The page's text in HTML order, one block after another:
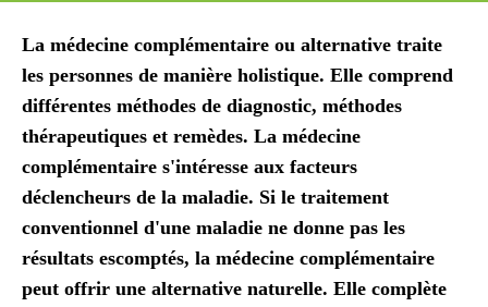
La médecine complémentaire ou alternative traite
les personnes de manière holistique. Elle comprend
différentes méthodes de diagnostic, méthodes
thérapeutiques et remèdes. La médecine
complémentaire s'intéresse aux facteurs
déclencheurs de la maladie. Si le traitement
conventionnel d'une maladie ne donne pas les
résultats escomptés, la médecine complémentaire
peut offrir une alternative naturelle. Elle complète